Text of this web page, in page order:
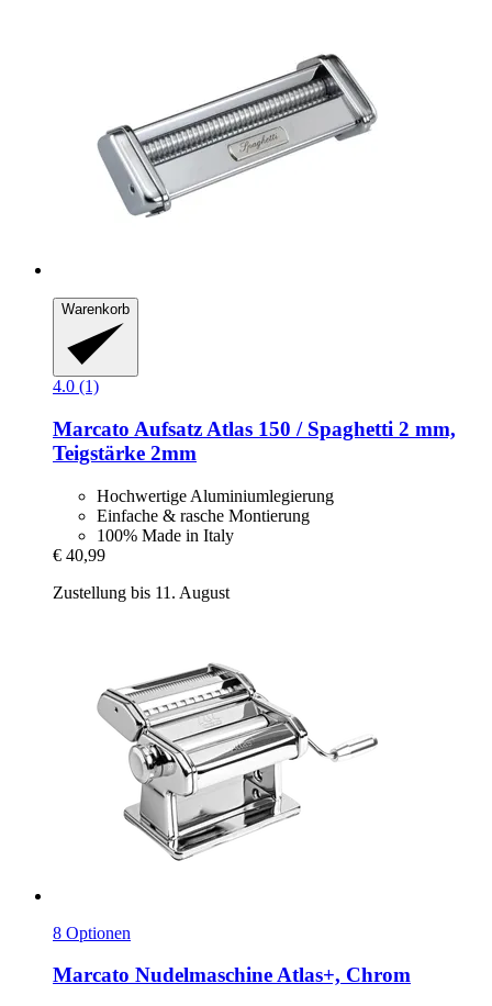
Warenkorb
4.0 (1)
Marcato Aufsatz Atlas 150 / Spaghetti 2 mm,
Teigstärke 2mm
Hochwertige Aluminiumlegierung
Einfache & rasche Montierung
100% Made in Italy
€ 40,99
Zustellung bis 11. August
8 Optionen
Marcato Nudelmaschine Atlas+, Chrom